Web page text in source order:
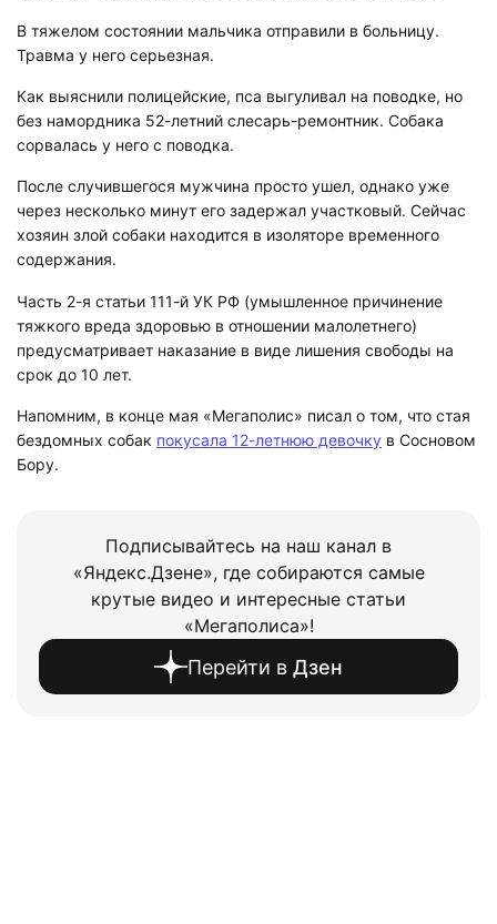
В тяжелом состоянии мальчика отправили в больницу.
Травма у него серьезная.
Как выяснили полицейские, пса выгуливал на поводке, но
без намордника 52-летний слесарь-ремонтник. Собака
сорвалась у него с поводка.
После случившегося мужчина просто ушел, однако уже
через несколько минут его задержал участковый. Сейчас
хозяин злой собаки находится в изоляторе временного
содержания.
Часть 2-я статьи 111-й УК РФ (умышленное причинение
тяжкого вреда здоровью в отношении малолетнего)
предусматривает наказание в виде лишения свободы на
срок до 10 лет.
Напомним, в конце мая «Мегаполис» писал о том, что стая
бездомных собак покусала 12-летнюю девочку в Сосновом
Бору.
Подписывайтесь на наш канал в
«Яндекс.Дзене», где собираются самые
крутые видео и интересные статьи
«Мегаполиса»!
Перейти в Дзен